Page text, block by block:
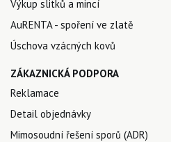
Výkup slitků a mincí
AuRENTA - spoření ve zlatě
Úschova vzácných kovů
ZÁKAZNICKÁ PODPORA
Reklamace
Detail objednávky
Mimosoudní řešení sporů (ADR)